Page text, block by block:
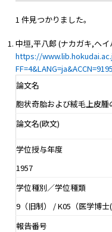
1 件見つかりました。
中垣,平八郎 (ナカガキ,ヘイ
https://
論文名
胞状奇胎および絨毛上皮
論文名(欧文)
学位授与年度
1957
学位種別／学位種類
9（旧制） / K05（医学博士(
報告番号